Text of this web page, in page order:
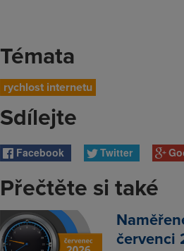
Témata
rychlost internetu
Sdílejte
Facebook Twitter
Přečtěte si také
červenci